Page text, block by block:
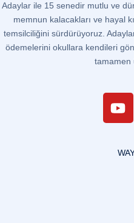
Adaylar ile 15 senedir mutlu ve
memnun kalacakları ve hayal
temsilciliğini sürdürüyoruz.
ödemelerini okullara kendileri
tamamen